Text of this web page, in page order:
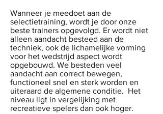
Wanneer je meedoet aan de
selectietraining, wordt je door onze
beste trainers opgevolgd. Er wordt niet
alleen aandacht besteed aan de
techniek, ook de lichamelijke vorming
voor het wedstrijd aspect wordt
opgebouwd. We besteden veel
aandacht aan correct bewegen,
functioneel snel en sterk worden en
uiteraard de algemene conditie. Het
niveau ligt in vergelijking met
recreatieve spelers dan ook hoger.